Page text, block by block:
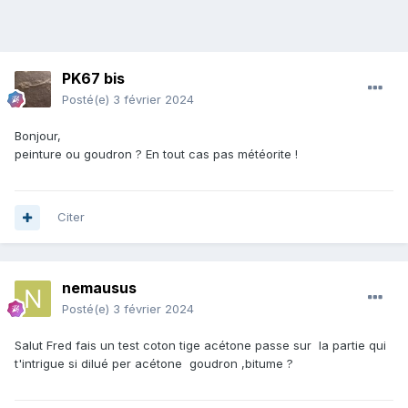
PK67 bis
Posté(e) 3 février 2024
Bonjour,
peinture ou goudron ? En tout cas pas météorite !
Citer
nemausus
Posté(e) 3 février 2024
Salut Fred fais un test coton tige acétone passe sur la partie qui
t'intrigue si dilué per acétone goudron ,bitume ?